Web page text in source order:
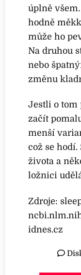
úplně
hodně
může ho
Na druhou
nebo
změnu
Jestli o tom
začít
menší
což se hodí.
života a
ložnici
Zdroje:
idnes.cz